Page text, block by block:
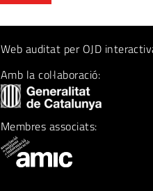
Web auditat per OJD
Amb la col·laboració:
Membres associats: